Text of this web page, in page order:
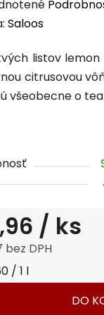
Saloos
listov
citrusovou
všeobecne o
/ ks
bez DPH
cena:
/ 1 l
DO